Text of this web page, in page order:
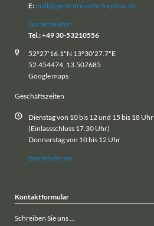
E: mail@gartenfreunde-treptow.de
Gartentelefon:
Tel.: +49 30-53210556
52°27'16.1"N 13°30'27.7"E
52.454474, 13.507685
Google maps
Geschäftszeiten
Dienstag von 10 bis 12 und 15 bis 18 Uhr
(Einlassschluss 17.30 Uhr)
Donnerstag von 10 bis 12 Uhr
Betriebsferien
Kontaktformular
Schreiben Sie uns ...